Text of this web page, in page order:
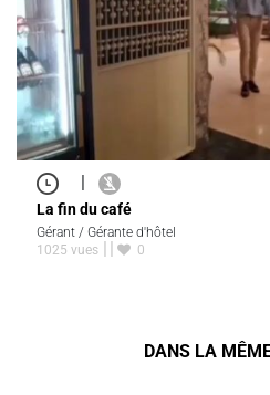
La fin du café
Gérant / Gérante d'hôtel
1025 vues
0
DANS LA